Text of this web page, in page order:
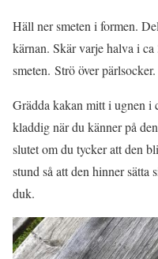
Häll ner smeten i formen.
kärnan. Skär varje halva i
smeten. Strö över pärlsocker.
Grädda kakan mitt i ugnen i
kladdig när du känner på
slutet om du tycker att den
stund så att den hinner sätta
duk.